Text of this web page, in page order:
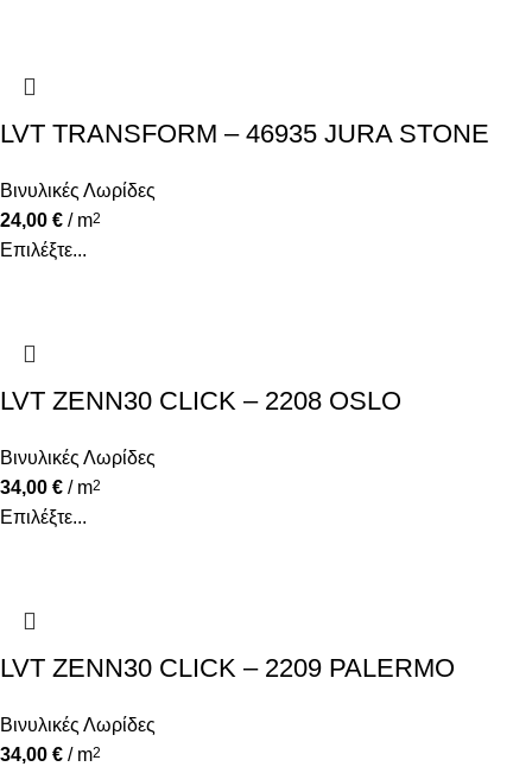
LVT TRANSFORM – 46935 JURA STONE
Βινυλικές Λωρίδες
24,00 € / m2
Επιλέξτε...
LVT ZENN30 CLICK – 2208 OSLO
Βινυλικές Λωρίδες
34,00 € / m2
Επιλέξτε...
LVT ZENN30 CLICK – 2209 PALERMO
Βινυλικές Λωρίδες
34,00 € / m2